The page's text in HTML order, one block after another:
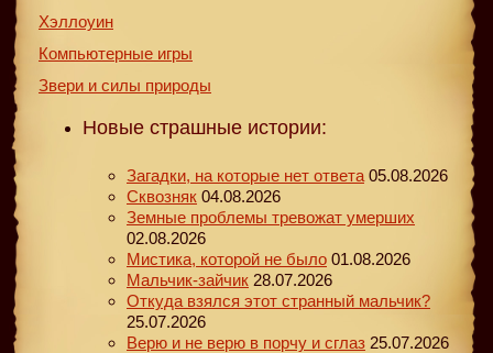
Хэллоуин
Компьютерные игры
Звери и силы природы
Новые страшные истории:
Загадки, на которые нет ответа 05.08.2026
Сквозняк 04.08.2026
Земные проблемы тревожат умерших
02.08.2026
Мистика, которой не было 01.08.2026
Мальчик-зайчик 28.07.2026
Откуда взялся этот странный мальчик?
25.07.2026
Верю и не верю в порчу и сглаз 25.07.2026